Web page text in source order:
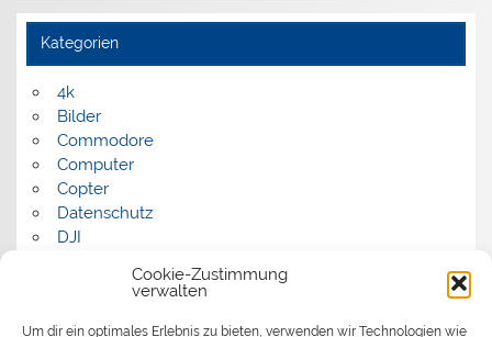
Cookie-Zustimmung
verwalten
Um dir ein optimales Erlebnis zu bieten, verwenden wir Technologien wie
Kategorien
4k
Bilder
Commodore
Computer
Copter
Datenschutz
DJI